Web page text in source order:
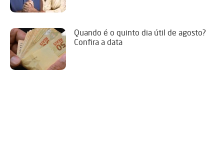
Quando é o quinto dia útil de agosto?
Confira a data